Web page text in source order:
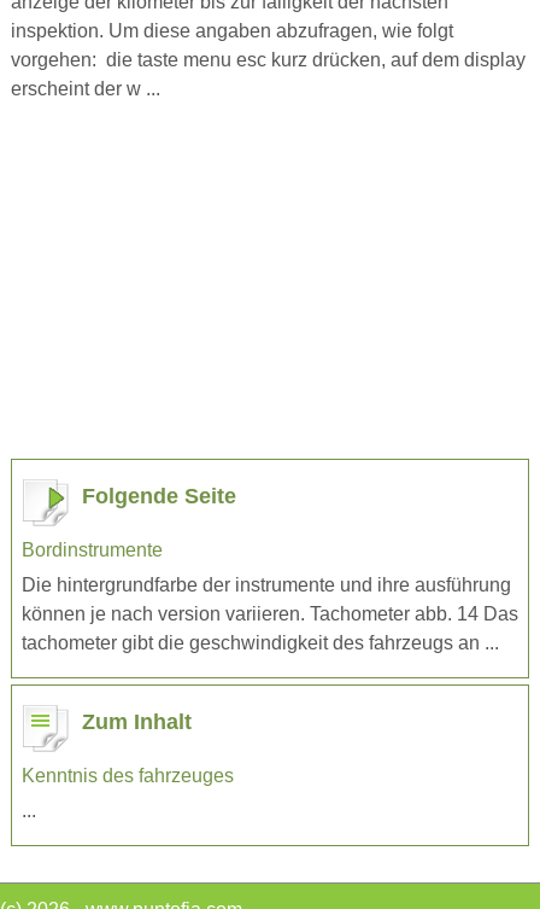
inspektion. Um diese angaben abzufragen, wie folgt
vorgehen: die taste menu esc kurz drücken, auf dem display
erscheint der w ...
Folgende Seite
Bordinstrumente
Die hintergrundfarbe der instrumente und ihre ausführung
können je nach version variieren. Tachometer abb. 14 Das
tachometer gibt die geschwindigkeit des fahrzeugs an ...
Zum Inhalt
Kenntnis des fahrzeuges
...